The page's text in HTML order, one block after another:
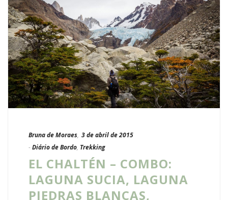
Bruna de Moraes, 3 de abril de 2015
- Diário de Bordo, Trekking
EL CHALTÉN – COMBO:
LAGUNA SUCIA, LAGUNA
PIEDRAS BLANCAS,